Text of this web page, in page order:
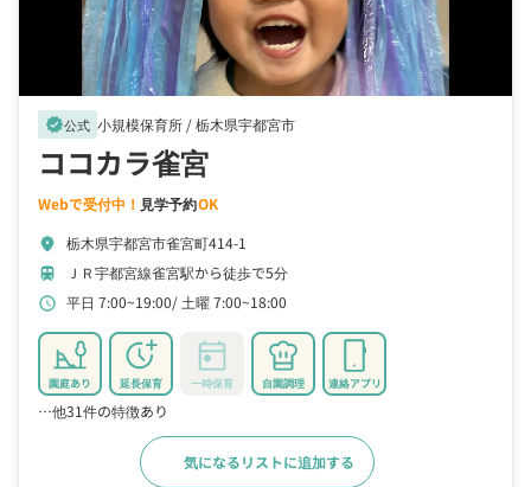
verified公式 小規模保育所 /栃木県宇都宮市
ココカラ雀宮
Webで受付中！ 見学予約OK
location_on 栃木県宇都宮市雀宮町414-1
train ＪＲ宇都宮線雀宮駅から徒歩で5分
schedule 平日 7:00~19:00 土曜 7:00~18:00
園庭あり 延長保育 一時保育 自園調理 連絡アプリ
…他31件の特徴あり
気になるリストに追加する